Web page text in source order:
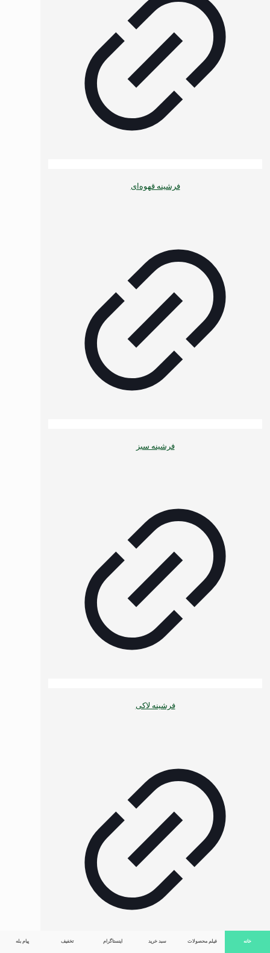
فرشینه قهوه‌ای
فرشینه سبز
فرشینه لاکی
خانه فیلم محصولات سبد خرید اینستاگرام تخفیف پیام بله